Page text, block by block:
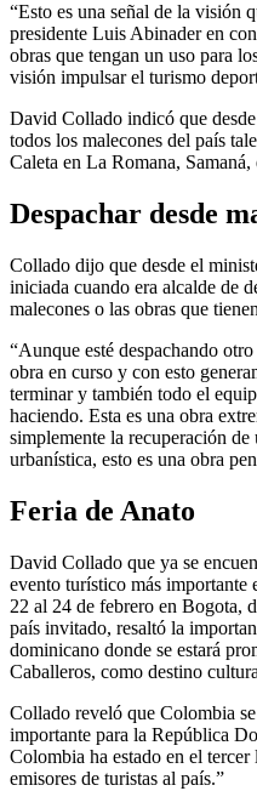
“Esto es una señal de la visión
presidente Luis Abinader en
obras que tengan un uso para
visión impulsar el turismo
David Collado indicó que
todos los malecones del país
Caleta en La Romana, Samaná,
Despachar desde
Collado dijo que desde el
iniciada cuando era alcalde de
malecones o las obras que
“Aunque esté despachando
obra en curso y con esto
terminar y también todo el
haciendo. Esta es una obra
simplemente la recuperación
urbanística, esto es una obra
Feria de Anato
David Collado que ya se
evento turístico más importante
22 al 24 de febrero en Bogota,
país invitado, resaltó la
dominicano donde se estará
Caballeros, como destino
Collado reveló que Colombia
importante para la República
Colombia ha estado en el
emisores de turistas al país.”